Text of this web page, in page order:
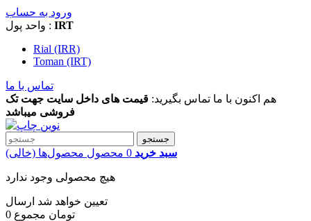
ورود به حساب
واحد پول : IRT
Rial (IRR)
Toman (IRT)
تماس با ما
هم اکنون با ما تماس بگیرید: قیمت های داخل سایت جهت تک
فروشی میباشد
جستجو
سبد خرید 0 محصول محصول‌ها (خالی)
هیچ محصولی وجود ندارد
تعیین خواهد شد ارسال
0 تومان مجموع